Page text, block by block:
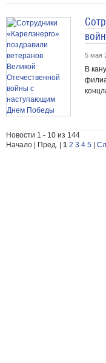
5 мая
В
Новости 1 - 10 из 144
Начало | Пред. | 1 2 3 4 5